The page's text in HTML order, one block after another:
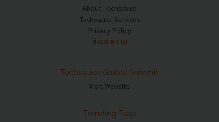
About Techsauce
Techsauce Services
Privacy Policy
ส่งบทความ
Techsauce Global Summit
Visit Website
Trending Tags